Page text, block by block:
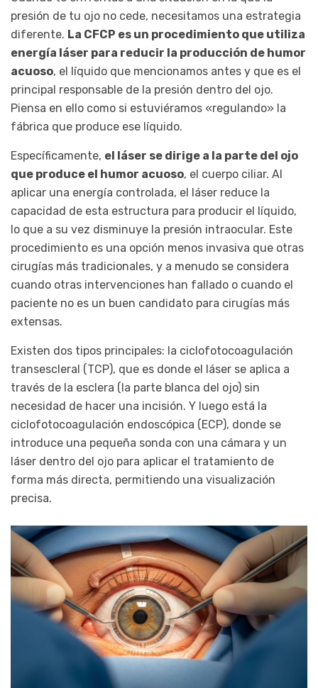
presión de tu ojo no cede, necesitamos una estrategia
diferente. La CFCP es un procedimiento que utiliza
energía láser para reducir la producción de humor
acuoso, el líquido que mencionamos antes y que es el
principal responsable de la presión dentro del ojo.
Piensa en ello como si estuviéramos «regulando» la
fábrica que produce ese líquido.
Específicamente, el láser se dirige a la parte del ojo
que produce el humor acuoso, el cuerpo ciliar. Al
aplicar una energía controlada, el láser reduce la
capacidad de esta estructura para producir el líquido,
lo que a su vez disminuye la presión intraocular. Este
procedimiento es una opción menos invasiva que otras
cirugías más tradicionales, y a menudo se considera
cuando otras intervenciones han fallado o cuando el
paciente no es un buen candidato para cirugías más
extensas.
Existen dos tipos principales: la ciclofotocoagulación
transescleral (TCP), que es donde el láser se aplica a
través de la esclera (la parte blanca del ojo) sin
necesidad de hacer una incisión. Y luego está la
ciclofotocoagulación endoscópica (ECP), donde se
introduce una pequeña sonda con una cámara y un
láser dentro del ojo para aplicar el tratamiento de
forma más directa, permitiendo una visualización
precisa.